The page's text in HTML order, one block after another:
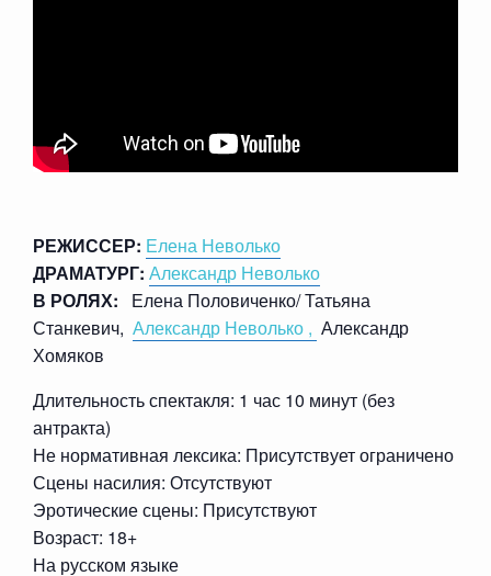
РЕЖИССЕР: Елена Неволько
ДРАМАТУРГ: Александр Неволько
В РОЛЯХ: Елена Половиченко/ Татьяна
Станкевич, Александр Неволько , Александр
Хомяков
Длительность спектакля: 1 час 10 минут (без
антракта)
Не нормативная лексика: Присутствует ограничено
Сцены насилия: Отсутствуют
Эротические сцены: Присутствуют
Возраст: 18+
На русском языке